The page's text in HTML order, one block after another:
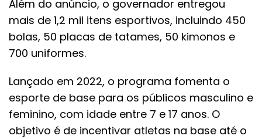
Além do anúncio, o governador entregou
mais de 1,2 mil itens esportivos, incluindo 450
bolas, 50 placas de tatames, 50 kimonos e
700 uniformes.
Lançado em 2022, o programa fomenta o
esporte de base para os públicos masculino e
feminino, com idade entre 7 e 17 anos. O
objetivo é de incentivar atletas na base até o